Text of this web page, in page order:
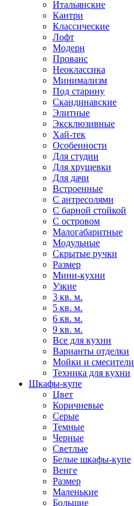
Итальянские
Кантри
Классические
Лофт
Модерн
Прованс
Неоклассика
Минимализм
Под старину
Скандинавские
Элитные
Эксклюзивные
Хай-тек
Особенности
Для студии
Для хрущевки
Для дачи
Встроенные
С антресолями
С барной стойкой
С островом
Малогабаритные
Модульные
Скрытые ручки
Размер
Мини-кухни
Узкие
3 кв. м.
5 кв. м.
6 кв. м.
9 кв. м.
Все для кухни
Варианты отделки
Мойки и смесители
Техника для кухни
Шкафы-купе
Цвет
Коричневые
Серые
Темные
Черные
Светлые
Белые шкафы-купе
Венге
Размер
Маленькие
Большие